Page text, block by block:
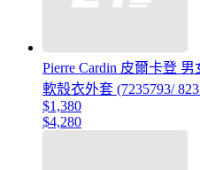
Pierre Cardin 皮爾卡登
軟殼衣外套 (7235793/
$1,380
$4,280